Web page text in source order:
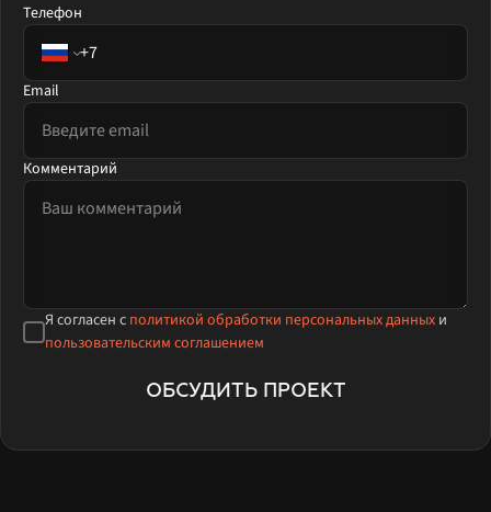
Телефон
Email
Комментарий
Я согласен с политикой обработки персональных данных и
пользовательским соглашением
ОБСУДИТЬ ПРОЕКТ